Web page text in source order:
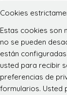
Cookies
Estas cookies son
no se pueden
están
usted para recibir
preferencias de
formularios. Usted